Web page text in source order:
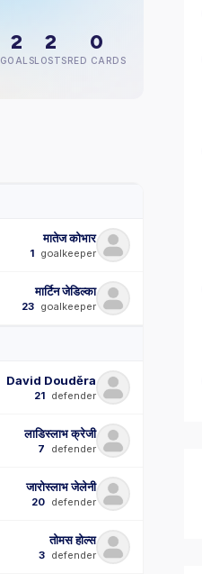
2
GOALS
2
LOSTS
0
RED CARDS
मातेज कोभार
1 goalkeeper
मार्टिन जेडिल्का
23 goalkeeper
David Douděra
21 defender
लाडिस्लाभ क्रेजी
7 defender
जारोस्लाभ जेलेनी
20 defender
तोमस होल्स
3 defender